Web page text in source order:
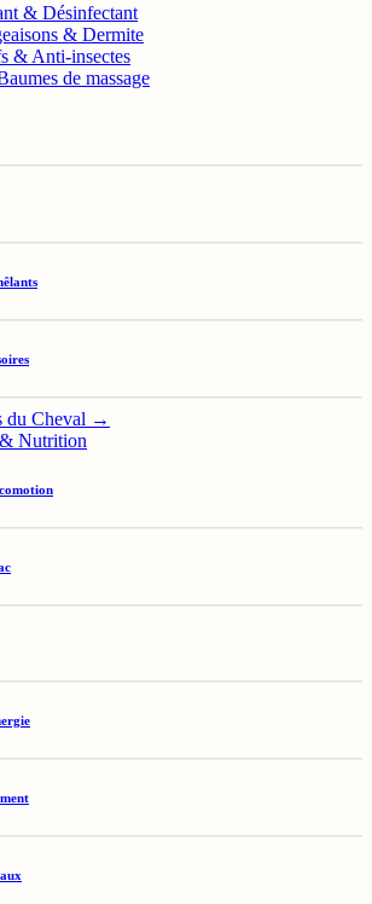
& Désinfectant
& Dermite
& Anti-insectes
de massage
du Cheval →
Nutrition